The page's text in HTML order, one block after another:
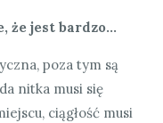
że jest bardzo…
poza tym są
nitka musi się
ciągłość musi